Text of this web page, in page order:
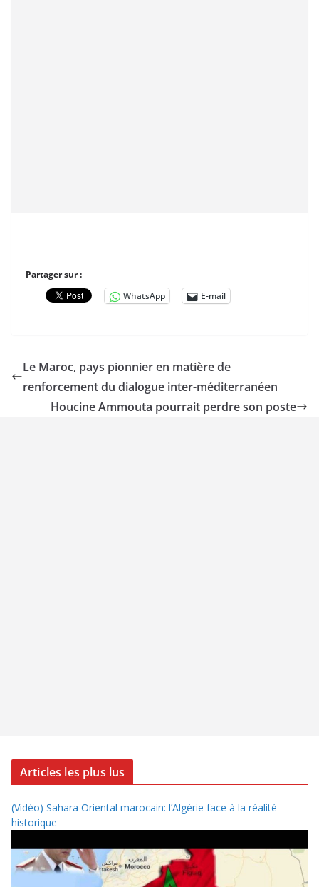
Partager sur :
WhatsApp
E-mail
Le Maroc, pays pionnier en matière de
renforcement du dialogue inter-méditerranéen
Houcine Ammouta pourrait perdre son poste
Articles les plus lus
(Vidéo) Sahara Oriental marocain: l’Algérie face à la réalité
historique